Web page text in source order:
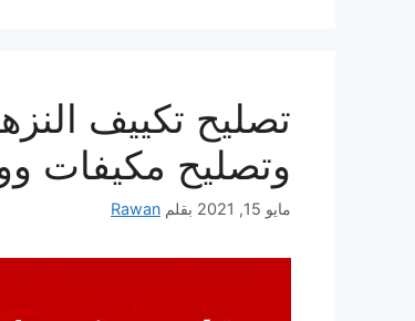
وتصليح مكيفات
مايو 15, 2021 بقلم Rawan